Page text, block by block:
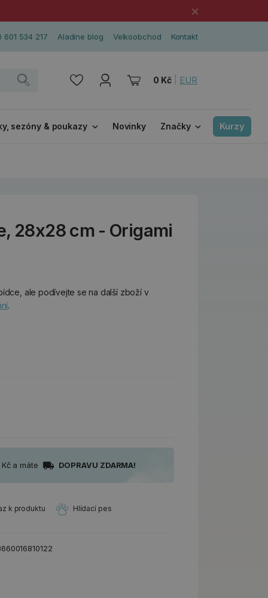
×
601 534 217 Aladine blog Velkoobchod Kontakt
0 Kč EUR
sezóny & poukazy Novinky Značky Kurzy
28x28 cm - Origami
ale podívejte se na další zboží v
.
a máte DOPRAVU ZDARMA!
k produktu Hlídací pes